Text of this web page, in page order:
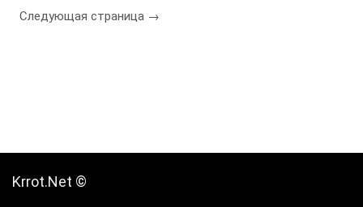
Следующая страница →
Krrot.Net ©